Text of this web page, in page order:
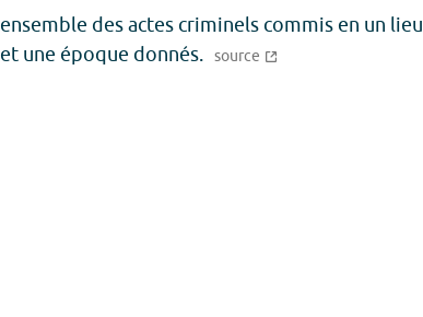
ensemble des actes criminels commis en un lieu
et une époque donnés. source